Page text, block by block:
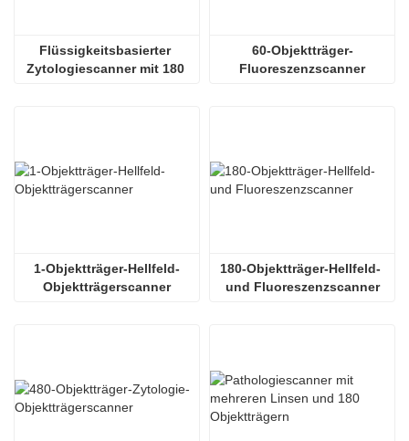
Flüssigkeitsbasierter
Zytologiescanner mit 180
60-Objektträger-
Fluoreszenzscanner
1-Objektträger-Hellfeld-
Objektträgerscanner
180-Objektträger-Hellfeld-
und Fluoreszenzscanner